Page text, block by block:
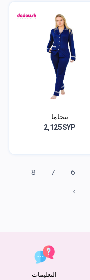
بيجاما
2,125SYP
6
7
8
›
التعليمات